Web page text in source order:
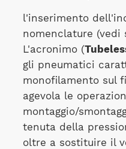
l'inserimento
nomenclature (vedi
L'acronimo (
gli pneumatici
monofilamento sul
agevola le
montaggio/
tenuta della
oltre a sostituire il